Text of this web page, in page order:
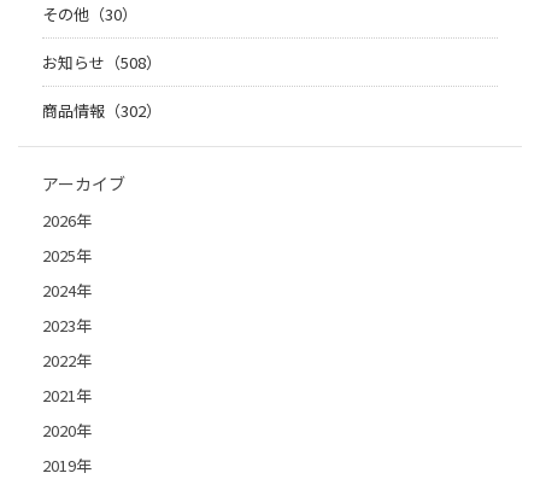
その他（30）
お知らせ（508）
商品情報（302）
アーカイブ
2026年
2025年
2024年
2023年
2022年
2021年
2020年
2019年